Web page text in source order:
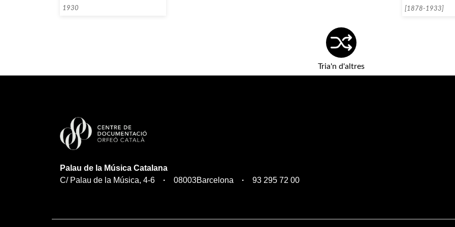
1930 [1878-1933]
Tria'n d'altres
Palau de la Música Catalana
C/ Palau de la Música, 4-6
08003Barcelona 93 295 72 00